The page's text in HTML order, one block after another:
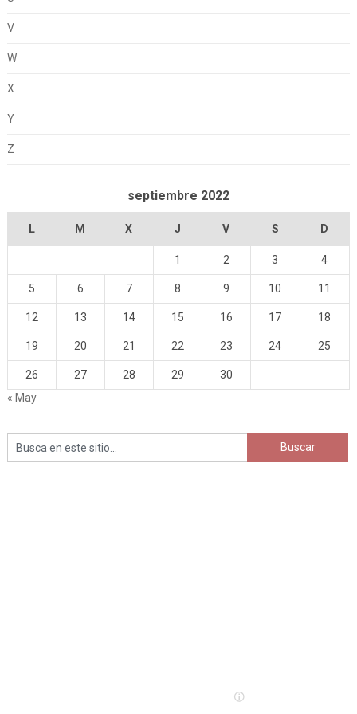
V
W
X
Y
Z
septiembre 2022
L M X J V S D
1 2 3 4
5 6 7 8 9 10 11
12 13 14 15 16 17 18
19 20 21 22 23 24 25
26 27 28 29
30
« May